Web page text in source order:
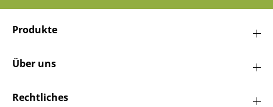
Produkte
Über uns
Rechtliches